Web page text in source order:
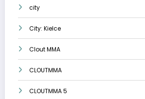
city
City: Kielce
Clout MMA
CLOUTMMA
CLOUTMMA 5